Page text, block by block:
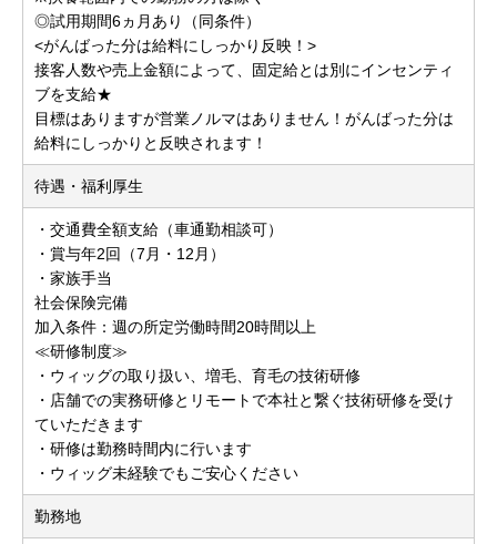
◎試用期間6ヵ月あり（同条件）
<がんばった分は給料にしっかり反映！>
接客人数や売上金額によって、固定給とは別にインセンティ
ブを支給★
目標はありますが営業ノルマはありません！がんばった分は
給料にしっかりと反映されます！
待遇・福利厚生
・交通費全額支給（車通勤相談可）
・賞与年2回（7月・12月）
・家族手当
社会保険完備
加入条件：週の所定労働時間20時間以上
≪研修制度≫
・ウィッグの取り扱い、増毛、育毛の技術研修
・店舗での実務研修とリモートで本社と繋ぐ技術研修を受け
ていただきます
・研修は勤務時間内に行います
・ウィッグ未経験でもご安心ください
勤務地